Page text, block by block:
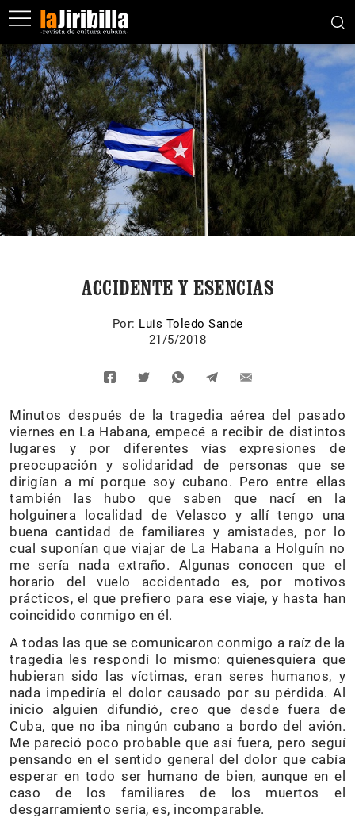
ACCIDENTE Y ESENCIAS
Por: Luis Toledo Sande
21/5/2018
Minutos después de la tragedia aérea del pasado
viernes en La Habana, empecé a recibir de distintos
lugares y por diferentes vías expresiones de
preocupación y solidaridad de personas que se
dirigían a mí porque soy cubano. Pero entre ellas
también las hubo que saben que nací en la
holguinera localidad de Velasco y allí tengo una
buena cantidad de familiares y amistades, por lo
cual suponían que viajar de La Habana a Holguín no
me sería nada extraño. Algunas conocen que el
horario del vuelo accidentado es, por motivos
prácticos, el que prefiero para ese viaje, y hasta han
coincidido conmigo en él.
A todas las que se comunicaron conmigo a raíz de la
tragedia les respondí lo mismo: quienesquiera que
hubieran sido las víctimas, eran seres humanos, y
nada impediría el dolor causado por su pérdida. Al
inicio alguien difundió, creo que desde fuera de
Cuba, que no iba ningún cubano a bordo del avión.
Me pareció poco probable que así fuera, pero seguí
pensando en el sentido general del dolor que cabía
esperar en todo ser humano de bien, aunque en el
caso de los familiares de los muertos el
desgarramiento sería, es, incomparable.